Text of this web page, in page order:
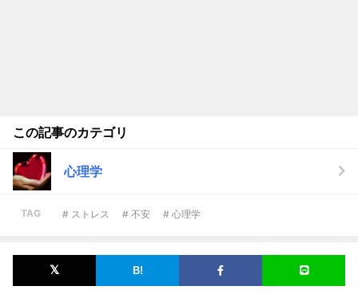
この記事のカテゴリ
心理学
TAG # ストレス # 不安 # 心理学